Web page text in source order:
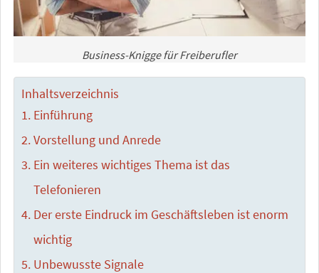
Business-Knigge für Freiberufler
Inhaltsverzeichnis
Einführung
Vorstellung und Anrede
Ein weiteres wichtiges Thema ist das
Telefonieren
Der erste Eindruck im Geschäftsleben ist enorm
wichtig
Unbewusste Signale